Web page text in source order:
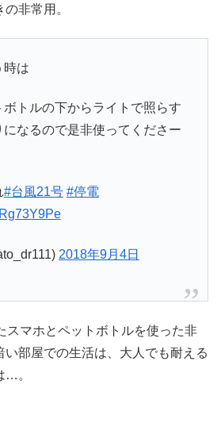
非常用。
時は
トルの下からライトで照らす
になるので是非使ってくださー
#台風21号 #停電
2018年9月4日
スマホとペットボトルを使った非
部屋での生活は、大人でも耐える
…。